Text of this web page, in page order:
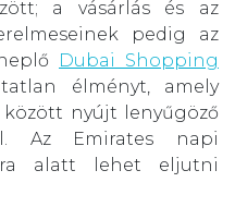
a vásárlás és az
pedig az
Dubai Shopping
élményt, amely
között nyújt lenyűgöző
Az Emirates napi
alatt lehet eljutni